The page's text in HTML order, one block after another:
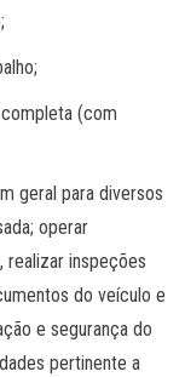
(com
geral para diversos
operar
realizar inspeções
do veículo e
e segurança do
pertinente a